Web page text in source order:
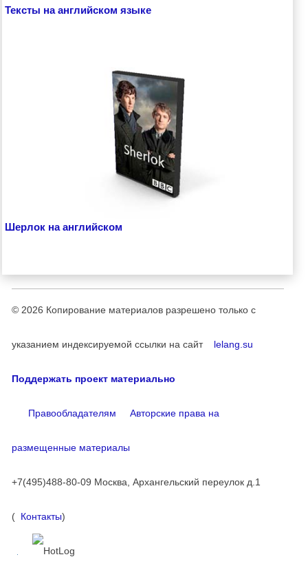
Тексты на английском языке
Шерлок на английском
© 2026 Копирование материалов разрешено только с
указанием индексируемой ссылки на сайт lelang.su
Поддержать проект материально
Правообладателям Авторские права на
размещенные материалы
+7(495)488-80-09 Москва, Архангельский переулок д.1
( Контакты)